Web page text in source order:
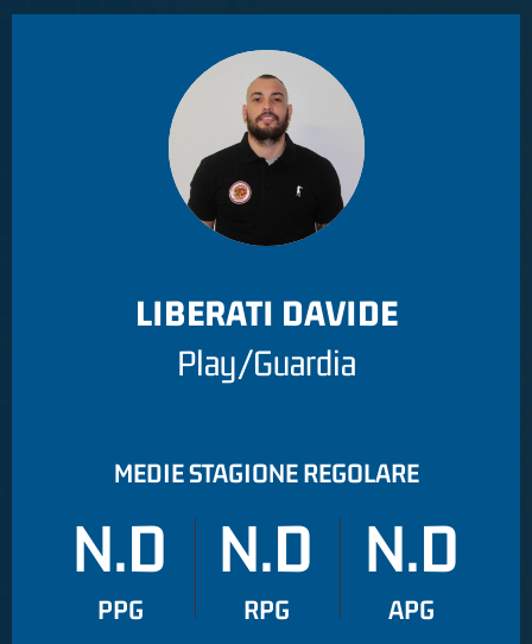
LIBERATI DAVIDE
Play/Guardia
MEDIE STAGIONE REGOLARE
N.D
PPG
N.D
RPG
N.D
APG